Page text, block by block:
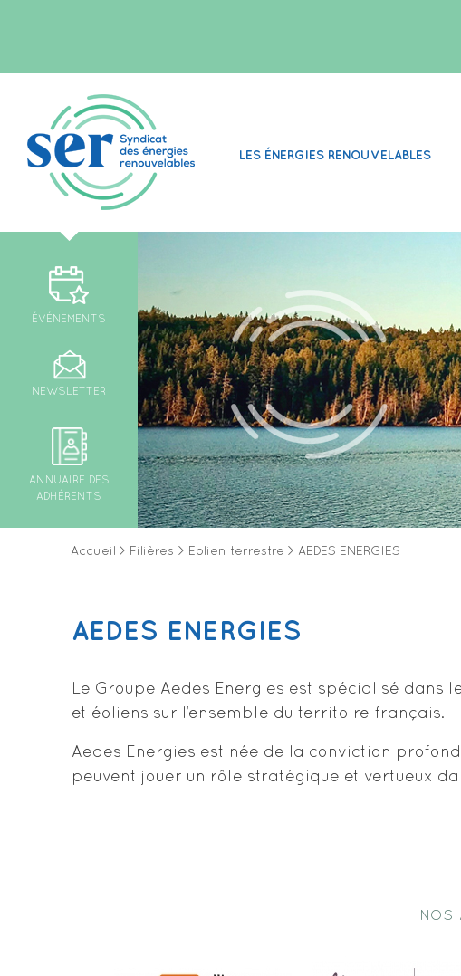
LES ÉNERGIES RENOUVELABLES
ÉVÉNEMENTS
NEWSLETTER
ANNUAIRE DES
ADHÉRENTS
Accueil > Filières > Eolien terrestre > AEDES ENERGIES
AEDES ENERGIES
Le Groupe Aedes Energies est spécialisé dans
et éoliens sur l’ensemble du territoire français.
Aedes Energies est née de la conviction
peuvent jouer un rôle stratégique et vertueux
NOS